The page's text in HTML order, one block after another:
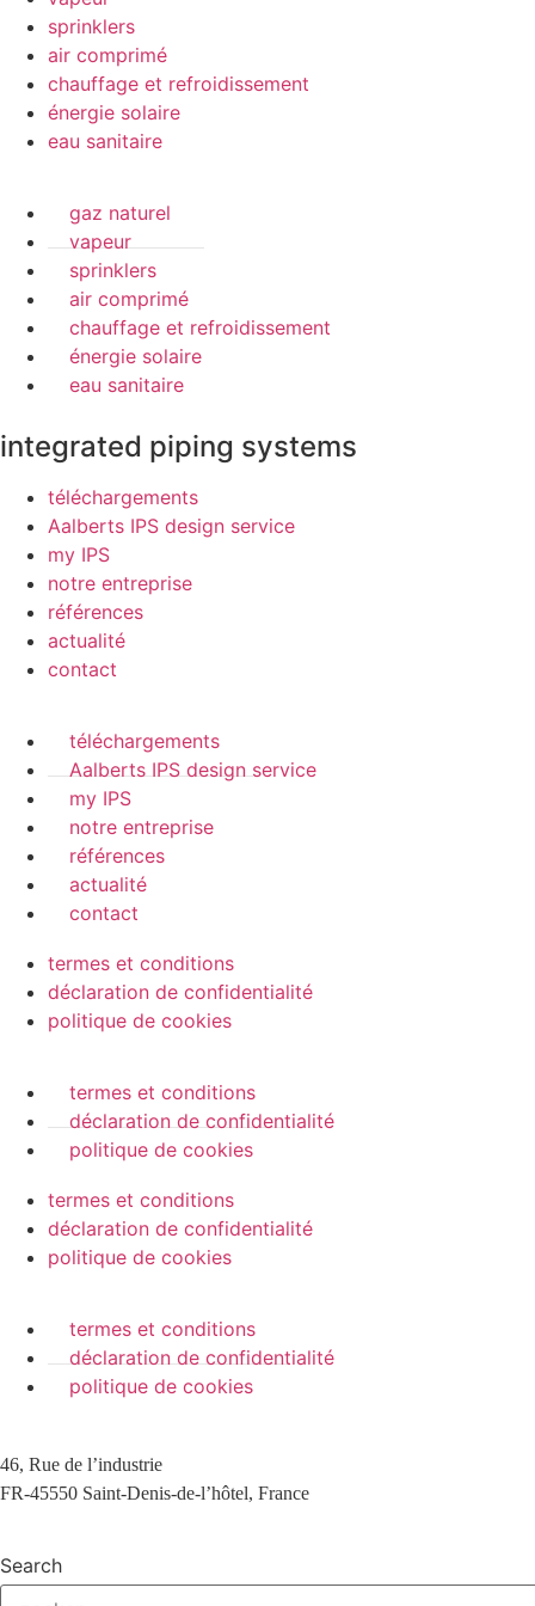
sprinklers
air comprimé
chauffage et refroidissement
énergie solaire
eau sanitaire
gaz naturel
vapeur
sprinklers
air comprimé
chauffage et refroidissement
énergie solaire
eau sanitaire
integrated piping systems
téléchargements
Aalberts IPS design service
my IPS
notre entreprise
références
actualité
contact
téléchargements
Aalberts IPS design service
my IPS
notre entreprise
références
actualité
contact
termes et conditions
déclaration de confidentialité
politique de cookies
termes et conditions
déclaration de confidentialité
politique de cookies
termes et conditions
déclaration de confidentialité
politique de cookies
termes et conditions
déclaration de confidentialité
politique de cookies
46, Rue de l’industrie
FR-45550 Saint-Denis-de-l’hôtel, France
3 downloads geselecteerd
télécharger
Search